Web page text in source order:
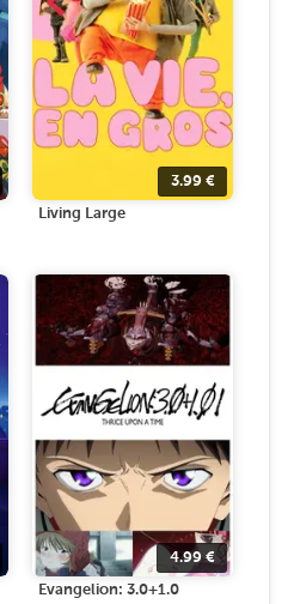
3.99 €
Living Large
4.99 €
Evangelion: 3.0+1.0